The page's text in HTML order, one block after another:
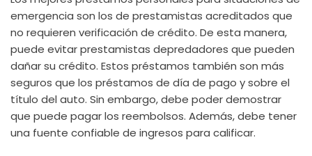
emergencia son los de prestamistas acreditados que
no requieren verificación de crédito. De esta manera,
puede evitar prestamistas depredadores que pueden
dañar su crédito. Estos préstamos también son más
seguros que los préstamos de día de pago y sobre el
título del auto. Sin embargo, debe poder demostrar
que puede pagar los reembolsos. Además, debe tener
una fuente confiable de ingresos para calificar.